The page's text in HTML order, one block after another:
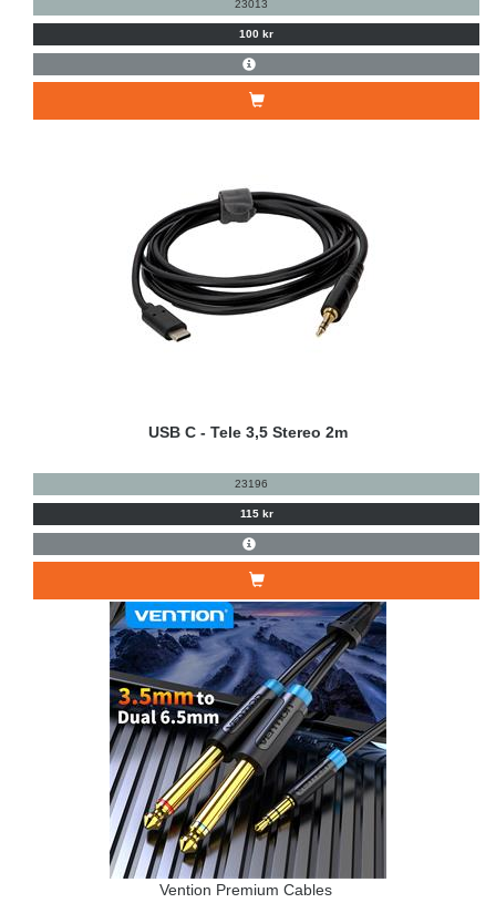
23013
100 kr
USB C - Tele 3,5 Stereo 2m
23196
115 kr
Vention Premium Cables